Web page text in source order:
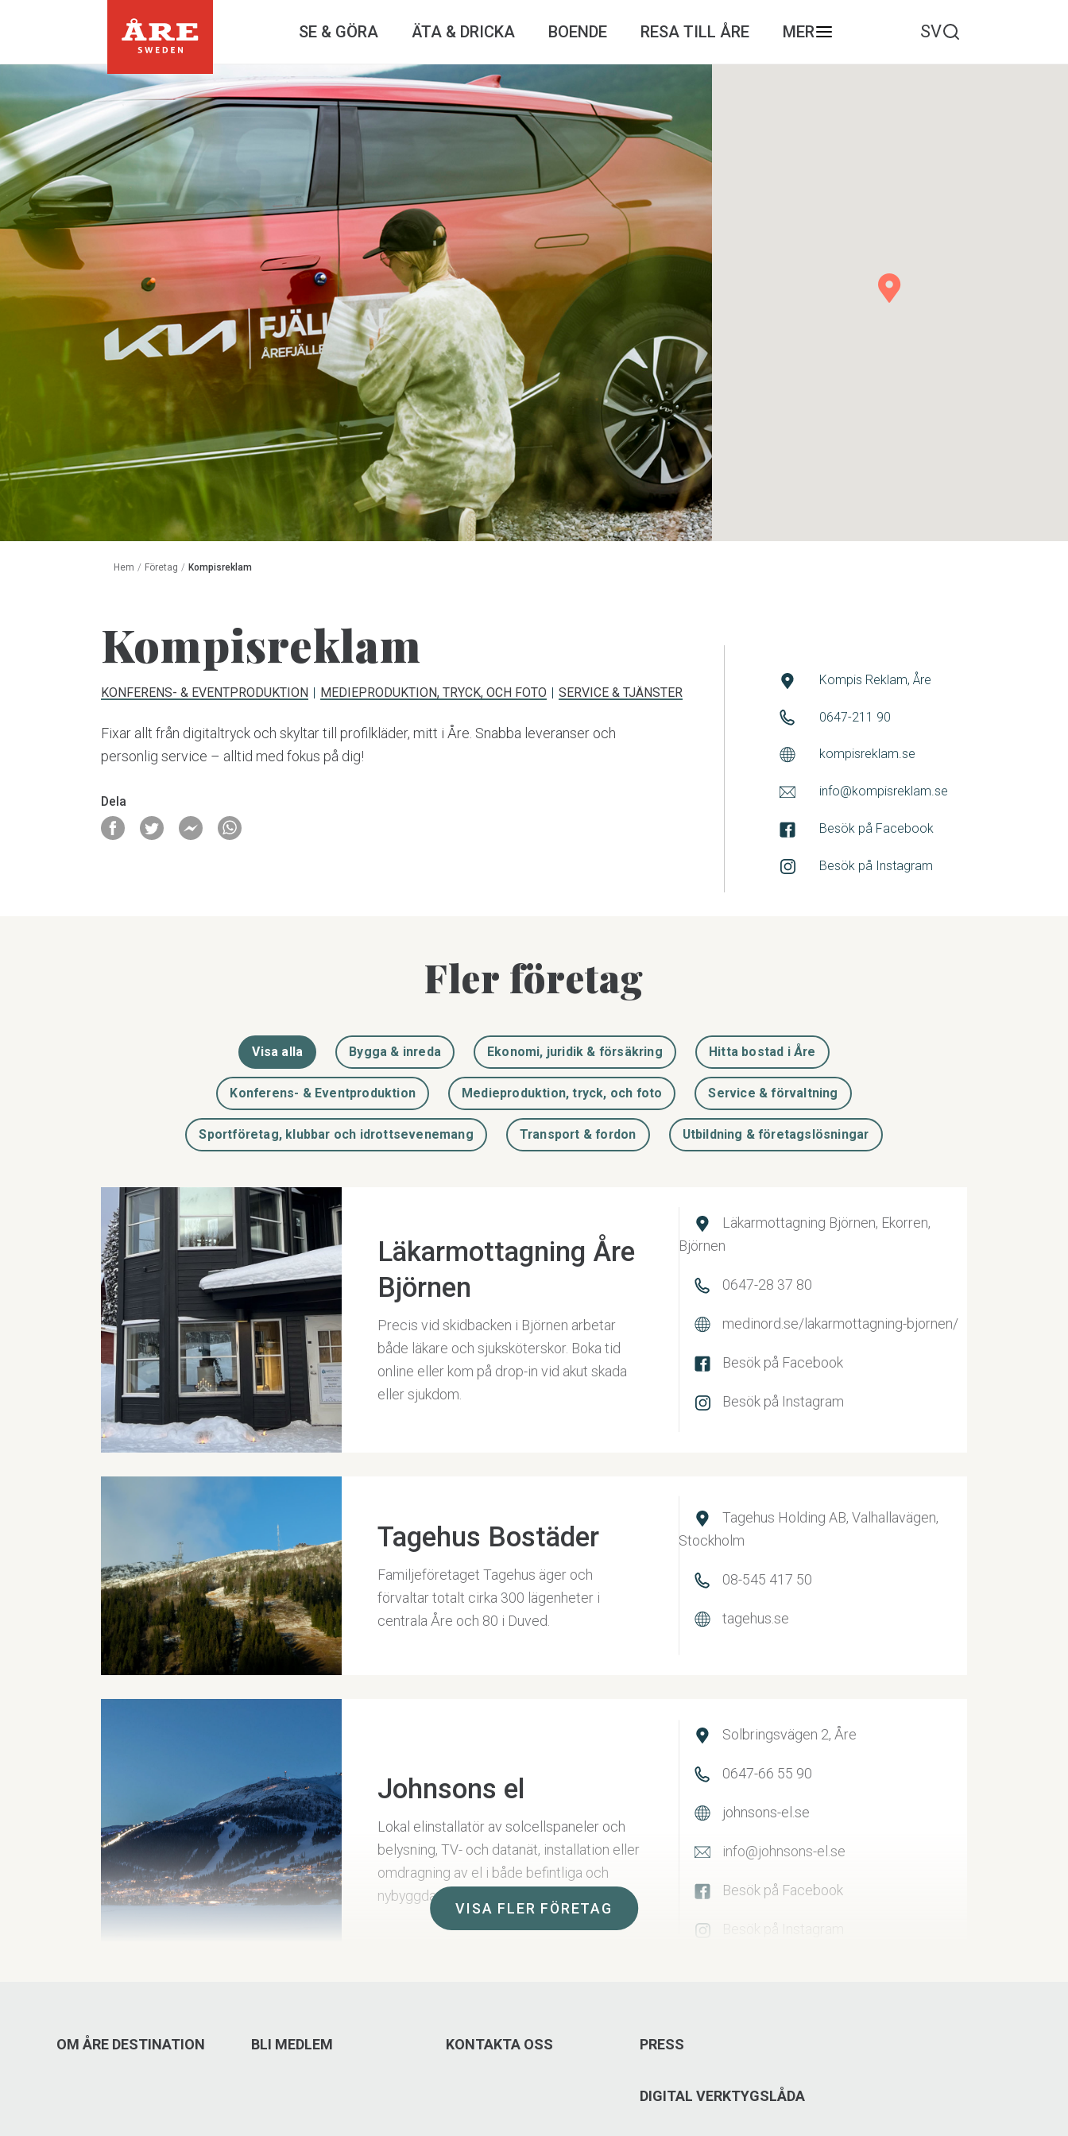
SE & GÖRA ÄTA & DRICKA BOENDE RESA TILL ÅRE MER SV
Hem / Företag / Kompisreklam
Kompisreklam
KONFERENS- & EVENTPRODUKTION MEDIEPRODUKTION, TRYCK, OCH FOTO SERVICE & TJÄNSTER
Fixar allt från digitaltryck och skyltar till profilkläder, mitt i Åre. Snabba leveranser och
personlig service – alltid med fokus på dig!
Dela
Kompis Reklam, Åre
0647-211 90
kompisreklam.se
info@kompisreklam.se
Besök på Facebook
Besök på Instagram
Fler företag
Visa alla Bygga & inreda Ekonomi, juridik & försäkring Hitta bostad i Åre
Konferens- & Eventproduktion Medieproduktion, tryck, och foto Service & förvaltning
Sportföretag, klubbar och idrottsevenemang Transport & fordon Utbildning & företagslösningar
Läkarmottagning Åre
Björnen
Precis vid skidbacken i Björnen arbetar
både läkare och sjuksköterskor. Boka tid
online eller kom på drop-in vid akut skada
eller sjukdom.
Läkarmottagning Björnen, Ekorren,
Björnen
0647-28 37 80
medinord.se/lakarmottagning-bjornen/
Besök på Facebook
Besök på Instagram
Tagehus Bostäder
Familjeföretaget Tagehus äger och
förvaltar totalt cirka 300 lägenheter i
centrala Åre och 80 i Duved.
Tagehus Holding AB, Valhallavägen,
Stockholm
08-545 417 50
tagehus.se
Johnsons el
Lokal elinstallatör av solcellspaneler och
belysning, TV- och datanät, installation eller
omdragning av el i både befintliga och
nybyggda miljöer.
Solbringsvägen 2, Åre
0647-66 55 90
johnsons-el.se
info@johnsons-el.se
Besök på Facebook
Besök på Instagram
VISA FLER FÖRETAG
OM ÅRE DESTINATION BLI MEDLEM KONTAKTA OSS PRESS
DIGITAL VERKTYGSLÅDA